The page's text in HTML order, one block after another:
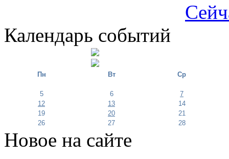
Календарь событий
Пн Вт Ср
5 6
7
12
13
14
19
20
21
26
27 28
Новое на сайте